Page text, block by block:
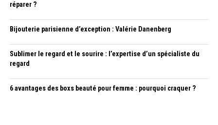
réparer ?
Bijouterie parisienne d’exception : Valérie Danenberg
Sublimer le regard et le sourire : l’expertise d’un spécialiste du
regard
6 avantages des boxs beauté pour femme : pourquoi craquer ?